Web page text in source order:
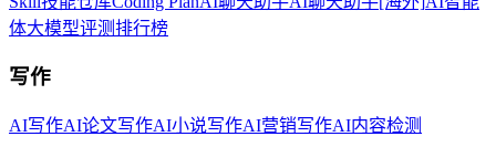
体大模型评测排行榜
写作
AI写作AI论文写作AI小说写作AI营销写作AI内容检测